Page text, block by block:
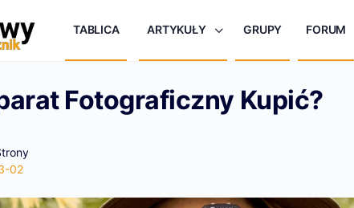
TABLICA ARTYKUŁY GRUPY FORUM
Fotograficzny Kupić?
02